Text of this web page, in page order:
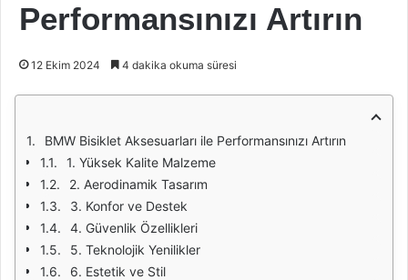
Performansınızı Artırın
12 Ekim 2024 4 dakika okuma süresi
BMW Bisiklet Aksesuarları ile Performansınızı Artırın
1. Yüksek Kalite Malzeme
2. Aerodinamik Tasarım
3. Konfor ve Destek
4. Güvenlik Özellikleri
5. Teknolojik Yenilikler
6. Estetik ve Stil